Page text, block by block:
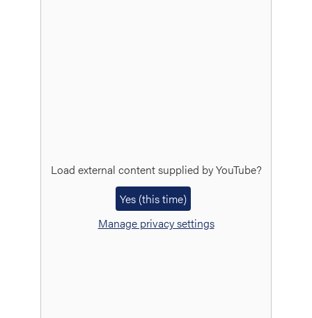
Load external content supplied byYouTube?
Yes (this time)
Manage privacy settings